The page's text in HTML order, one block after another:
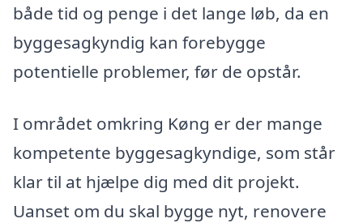
både tid og penge i det lange løb, da en
byggesagkyndig kan forebygge
potentielle problemer, før de opstår.
I området omkring Køng er der mange
kompetente byggesagkyndige, som står
klar til at hjælpe dig med dit projekt.
Uanset om du skal bygge nyt, renovere